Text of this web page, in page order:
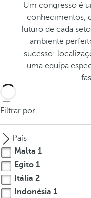
o
s
t
t
h
Um congresso é
conhecimentos,
futuro de cada
ambiente
sucesso:
uma equipa
Filtrar por
País
Malta 1
Egito 1
Itália 2
Indonésia 1